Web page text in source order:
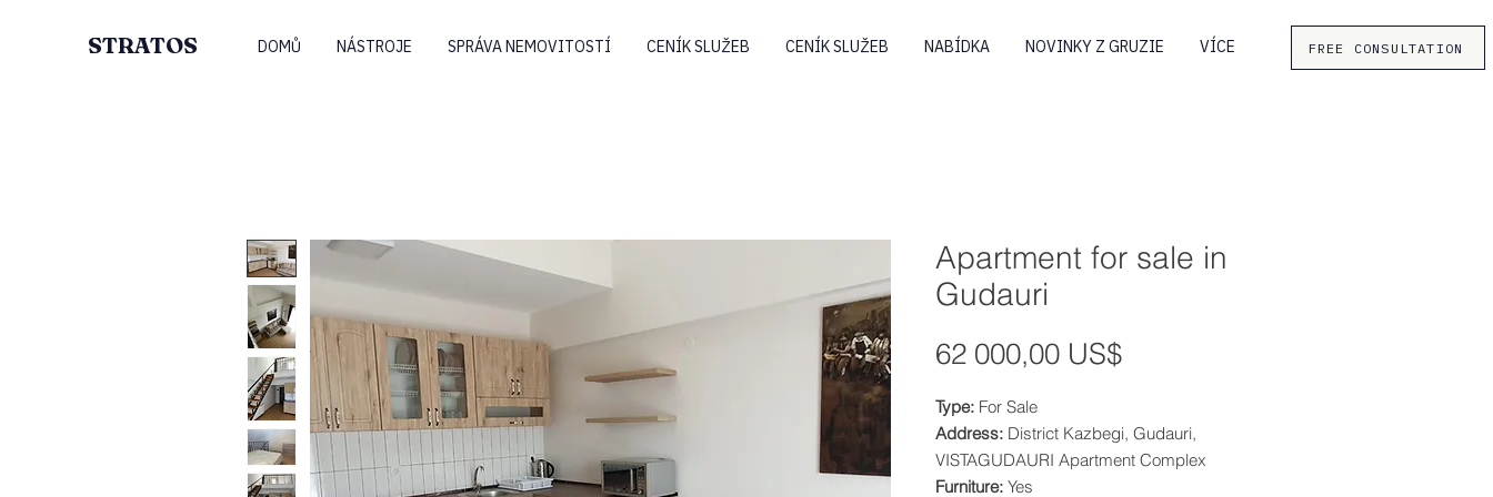
STRATOS DOMŮ NÁSTROJE SPRÁVA NEMOVITOSTÍ CENÍK SLUŽEB CENÍK SLUŽEB NABÍDKA NOVINKY Z GRUZIE VÍCE FREE CONSULTATION
Apartment for sale in
Gudauri
62 000,00 US$Cena
Type: For Sale
Address: District Kazbegi, Gudauri,
VISTAGUDAURI Apartment Complex
Furniture: Yes